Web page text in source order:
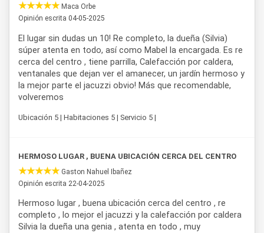
personalizada con todas las comodidades de un
alojamientode calidad en
Maca Orbe
Opinión escrita 04-05-2025
El lugar sin dudas un 10! Re completo, la dueña (Silvia)
súper atenta en todo, así como Mabel la encargada. Es re
cerca del centro , tiene parrilla, Calefacción por caldera,
ventanales que dejan ver el amanecer, un jardín hermoso y
la mejor parte el jacuzzi obvio! Más que recomendable,
volveremos
Ubicación 5 | Habitaciones 5 | Servicio 5 |
HERMOSO LUGAR , BUENA UBICACIÓN CERCA DEL CENTRO
Gaston Nahuel Ibañez
Opinión escrita 22-04-2025
Hermoso lugar , buena ubicación cerca del centro , re
completo , lo mejor el jacuzzi y la calefacción por caldera
Silvia la dueña una genia , atenta en todo , muy